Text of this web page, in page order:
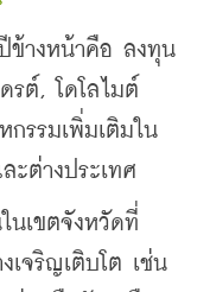
างหน้าคือ ลงทุน
รต์, โดโลไมต์
กรรมเพิ่มเติมใน
ะต่างประเทศ
เขตจังหวัดที่
เจริญเติบโต เช่น